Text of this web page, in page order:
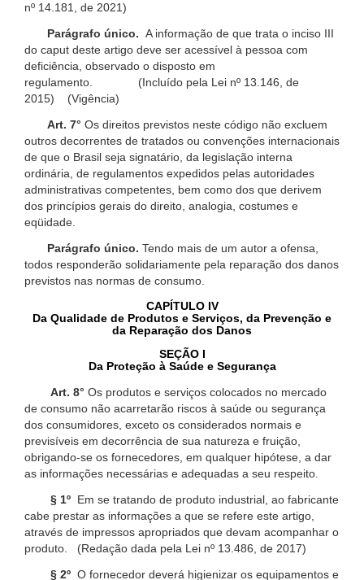
nº 14.181, de 2021)
Parágrafo único. A informação de que trata o inciso III
do caput deste artigo deve ser acessível à pessoa com
deficiência, observado o disposto em
regulamento. (Incluído pela Lei nº 13.146, de
2015) (Vigência)
Art. 7° Os direitos previstos neste código não excluem
outros decorrentes de tratados ou convenções internacionais
de que o Brasil seja signatário, da legislação interna
ordinária, de regulamentos expedidos pelas autoridades
administrativas competentes, bem como dos que derivem
dos princípios gerais do direito, analogia, costumes e
eqüidade.
Parágrafo único. Tendo mais de um autor a ofensa,
todos responderão solidariamente pela reparação dos danos
previstos nas normas de consumo.
CAPÍTULO IV
Da Qualidade de Produtos e Serviços, da Prevenção e
da Reparação dos Danos
SEÇÃO I
Da Proteção à Saúde e Segurança
Art. 8° Os produtos e serviços colocados no mercado
de consumo não acarretarão riscos à saúde ou segurança
dos consumidores, exceto os considerados normais e
previsíveis em decorrência de sua natureza e fruição,
obrigando-se os fornecedores, em qualquer hipótese, a dar
as informações necessárias e adequadas a seu respeito.
§ 1º Em se tratando de produto industrial, ao fabricante
cabe prestar as informações a que se refere este artigo,
através de impressos apropriados que devam acompanhar o
produto. (Redação dada pela Lei nº 13.486, de 2017)
§ 2º O fornecedor deverá higienizar os equipamentos e